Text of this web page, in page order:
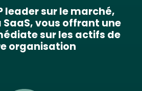
leader sur le marché,
vous offrant une
sur les actifs de
organisation